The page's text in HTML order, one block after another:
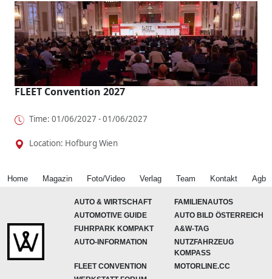
FLEET Convention 2027
Time: 01/06/2027 - 01/06/2027
Location: Hofburg Wien
Home Magazin Foto/Video Verlag Team Kontakt Agb
AUTO & WIRTSCHAFT
FAMILIENAUTOS
AUTOMOTIVE GUIDE
AUTO BILD ÖSTERREICH
FUHRPARK KOMPAKT
A&W-TAG
AUTO-INFORMATION
NUTZFAHRZEUG
KOMPASS
FLEET CONVENTION
MOTORLINE.CC